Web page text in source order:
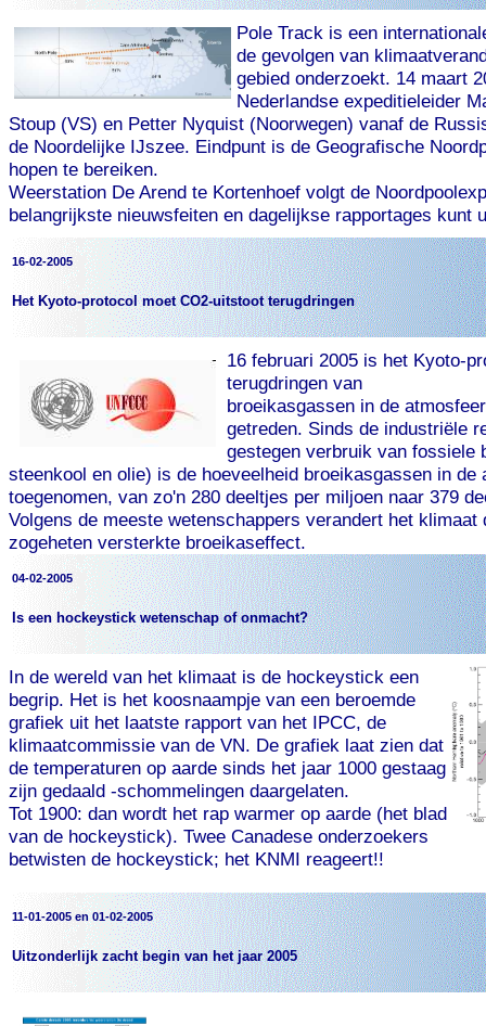
Pole Track is een
de gevolgen van
gebied onderzoekt. 14 maart
Nederlandse expeditieleider
Stoup (VS) en Petter Nyquist (Noorwegen) vanaf de
de Noordelijke IJszee. Eindpunt is de Geografische
hopen te bereiken.
Weerstation De Arend te Kortenhoef volgt de
belangrijkste nieuwsfeiten en dagelijkse rapportages kunt
16-02-2005
Het Kyoto-protocol moet CO2-uitstoot terugdringen
16 februari 2005 is het Kyoto-
terugdringen van
broeikasgassen in de
getreden. Sinds de industriële
gestegen verbruik van fossiele
steenkool en olie) is de hoeveelheid broeikasgassen in de
toegenomen, van zo'n 280 deeltjes per miljoen naar 379
Volgens de meeste wetenschappers verandert het klimaat
zogeheten versterkte broeikaseffect.
04-02-2005
Is een hockeystick wetenschap of onmacht?
In de wereld van het klimaat is de hockeystick een
begrip. Het is het koosnaampje van een beroemde
grafiek uit het laatste rapport van het IPCC, de
klimaatcommissie van de VN. De grafiek laat zien dat
de temperaturen op aarde sinds het jaar 1000 gestaag
zijn gedaald -schommelingen daargelaten.
Tot 1900: dan wordt het rap warmer op aarde (het blad
van de hockeystick). Twee Canadese onderzoekers
betwisten de hockeystick; het KNMI reageert!!
11-01-2005 en 01-02-2005
Uitzonderlijk zacht begin van het jaar 2005